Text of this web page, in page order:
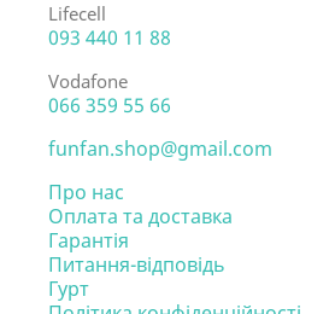
Lifecell
093 440 11 88
Vodafone
066 359 55 66
funfan.shop@gmail.com
Про нас
Оплата та доставка
Гарантія
Питання-відповідь
Гурт